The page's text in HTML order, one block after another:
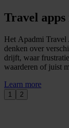
Travel
Het Apadmi Travel
denken over
drijft, waar
waarderen of juist
Learn more
1 2